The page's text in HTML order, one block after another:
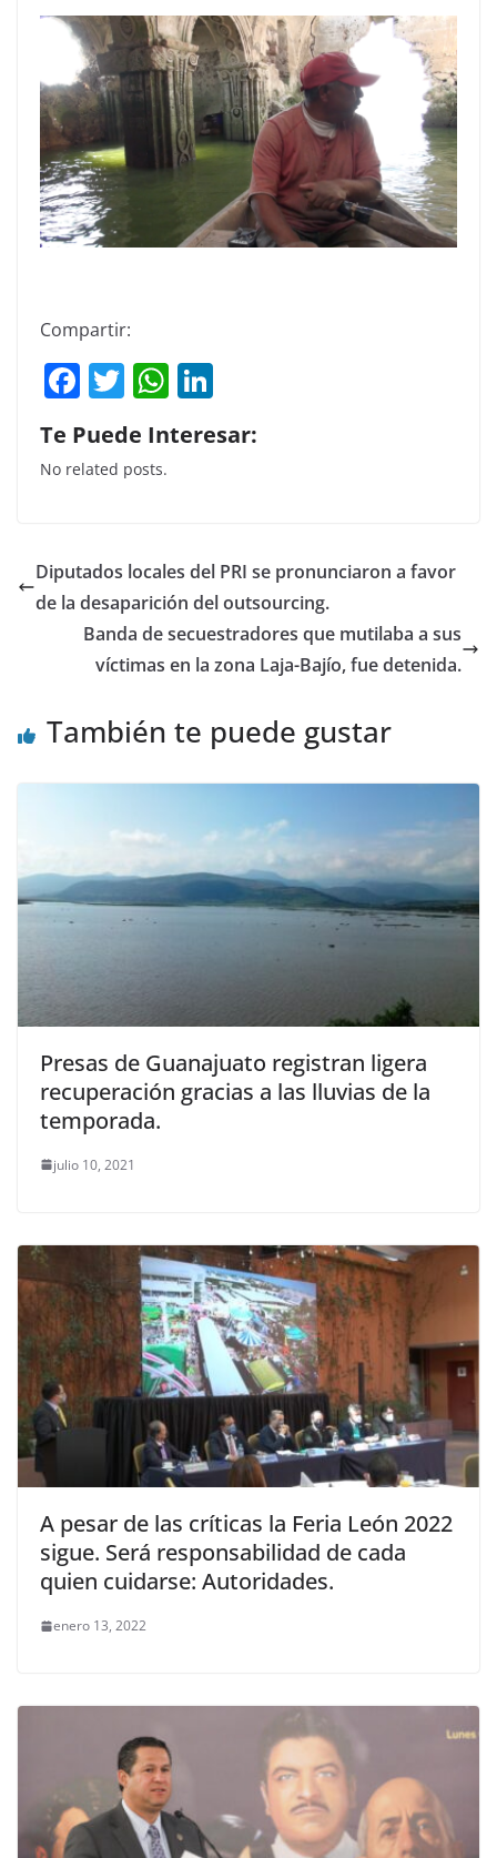
Compartir:
F
a
c
e
o
o
k
T
w
itt
er
W
h
at
p
p
k
n
Te Puede Interesar:
No related posts.
Diputados locales del PRI se pronunciaron a favor
de la desaparición del outsourcing.
Banda de secuestradores que mutilaba a sus
víctimas en la zona Laja-Bajío, fue detenida.
También te puede gustar
Presas de Guanajuato registran ligera
recuperación gracias a las lluvias de la
temporada.
julio 10, 2021
A pesar de las críticas la Feria León 2022
sigue. Será responsabilidad de cada
quien cuidarse: Autoridades.
enero 13, 2022